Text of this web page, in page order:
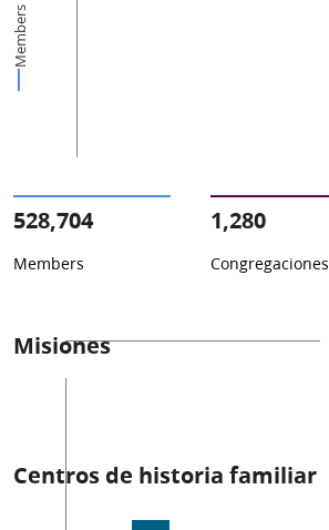
Members
528,704
Members
1,280
Congregaciones
Misiones
Centros de historia familiar